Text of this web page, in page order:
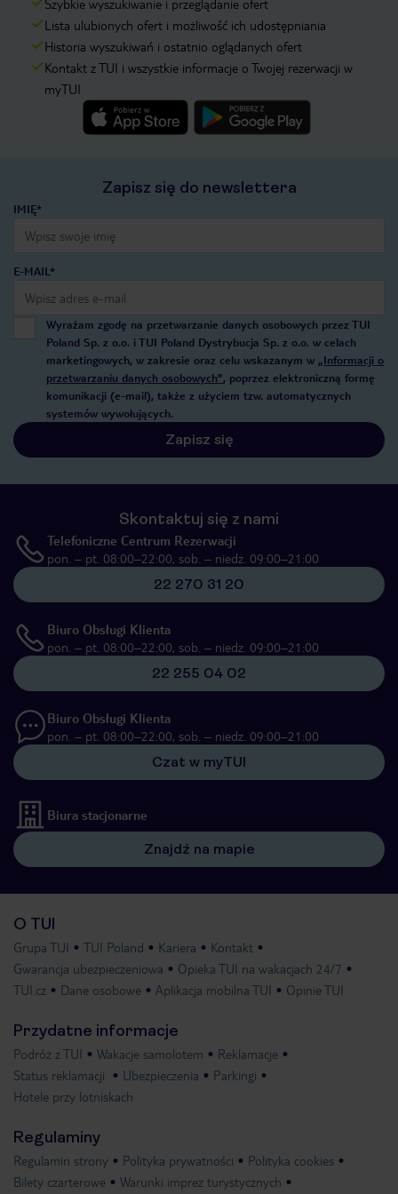
Szybkie wyszukiwanie i przeglądanie ofert
Lista ulubionych ofert i możliwość ich udostępniania
Historia wyszukiwań i ostatnio oglądanych ofert
Kontakt z TUI i wszystkie informacje o Twojej rezerwacji w
myTUI
Zapisz się do newslettera
IMIĘ*
E-MAIL*
Wyrażam zgodę na przetwarzanie danych osobowych przez TUI
Poland Sp. z o.o. i TUI Poland Dystrybucja Sp. z o.o. w celach
marketingowych, w zakresie oraz celu wskazanym w „Informacji o
przetwarzaniu danych osobowych”, poprzez elektroniczną formę
komunikacji (e-mail), także z użyciem tzw. automatycznych
systemów wywołujących.
Zapisz się
Skontaktuj się z nami
Telefoniczne Centrum Rezerwacji
pon. – pt. 08:00–22:00, sob. – niedz. 09:00–21:00
22 270 31 20
Biuro Obsługi Klienta
pon. – pt. 08:00–22:00, sob. – niedz. 09:00–21:00
22 255 04 02
Biuro Obsługi Klienta
pon. – pt. 08:00–22:00, sob. – niedz. 09:00–21:00
Czat w myTUI
Biura stacjonarne
Znajdź na mapie
O TUI
Grupa TUI TUI Poland Kariera
Kontakt
Gwarancja ubezpieczeniowa
Opieka TUI na wakacjach 24/7
TUI.cz
Dane osobowe Aplikacja mobilna TUI Opinie TUI
Przydatne informacje
Podróż z TUI Wakacje samolotem
Reklamacje
Status reklamacji
Ubezpieczenia
Parkingi
Hotele przy lotniskach
Regulaminy
Regulamin strony Polityka prywatności
Polityka cookies
Bilety czarterowe
Warunki imprez turystycznych